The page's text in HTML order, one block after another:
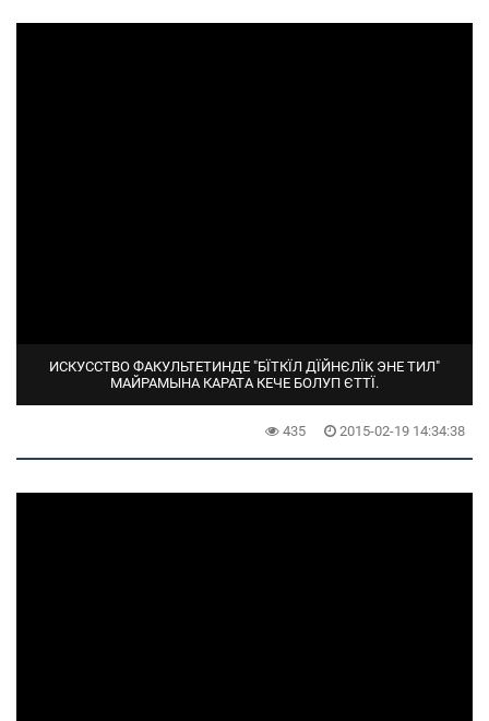
ИСКУССТВО ФАКУЛЬТЕТИНДЕ "БЇТКЇЛ ДЇЙНЄЛЇК ЭНЕ ТИЛ"
МАЙРАМЫНА КАРАТА КЕЧЕ БОЛУП ЄТТЇ.
435 2015-02-19 14:34:38